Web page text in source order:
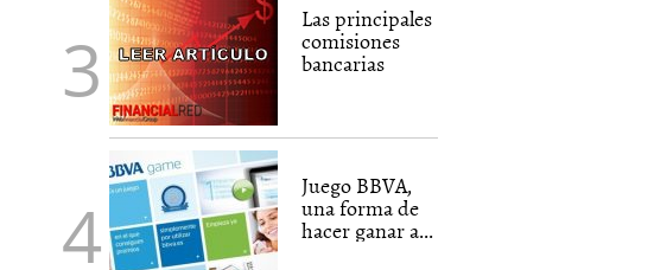
Las principales
comisiones
bancarias
Juego BBVA,
una forma de
hacer ganar a...